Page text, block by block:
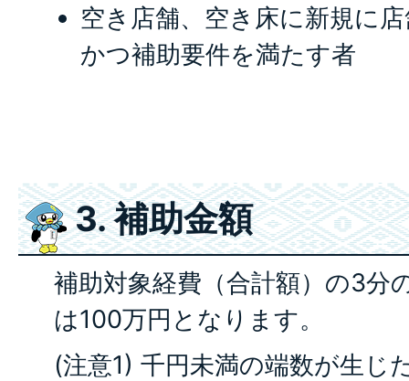
空き店舗、空き床に新規に
かつ補助要件を満たす者
3. 補助金額
補助対象経費（合計額）の3分
は100万円となります。
(注意1) 千円未満の端数が生じ